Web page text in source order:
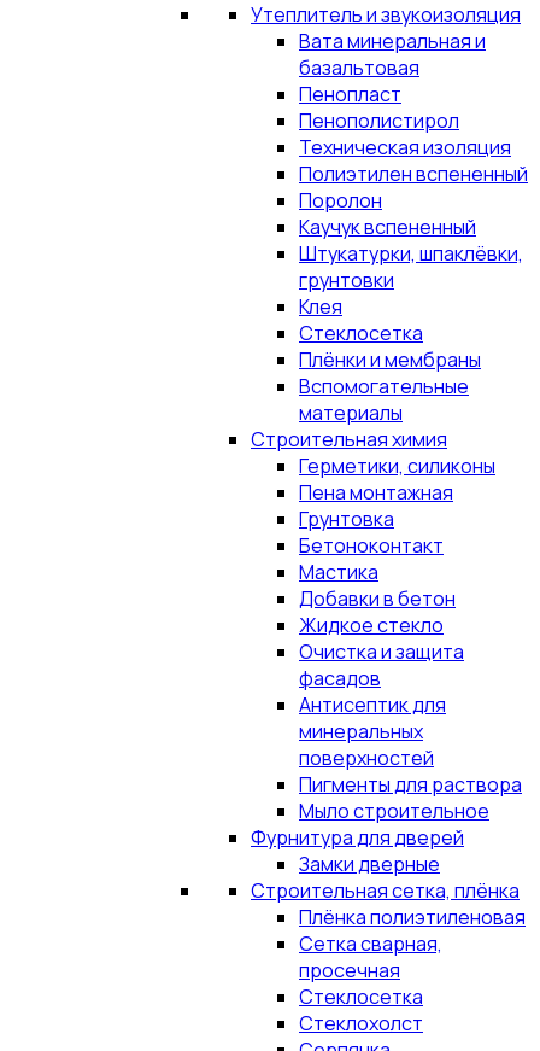
Утеплитель и звукоизоляция
Вата минеральная и
базальтовая
Пенопласт
Пенополистирол
Техническая изоляция
Полиэтилен вспененный
Поролон
Каучук вспененный
Штукатурки, шпаклёвки,
грунтовки
Клея
Стеклосетка
Плёнки и мембраны
Вспомогательные
материалы
Строительная химия
Герметики, силиконы
Пена монтажная
Грунтовка
Бетоноконтакт
Мастика
Добавки в бетон
Жидкое стекло
Очистка и защита
фасадов
Антисептик для
минеральных
поверхностей
Пигменты для раствора
Мыло строительное
Фурнитура для дверей
Замки дверные
Строительная сетка, плёнка
Плёнка полиэтиленовая
Сетка сварная,
просечная
Стеклосетка
Стеклохолст